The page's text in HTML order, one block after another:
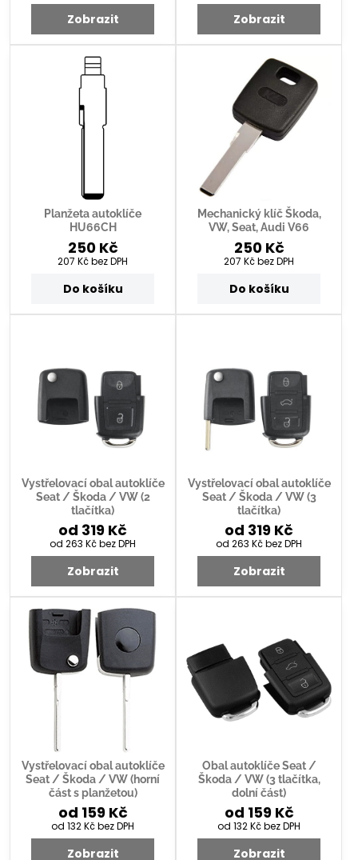
Zobrazit Zobrazit
Planžeta autoklíče
HU66CH
250 Kč
207 Kčbez DPH
Do košíku
Mechanický klíč Škoda,
VW, Seat, Audi V66
250 Kč
207 Kčbez DPH
Do košíku
Vystřelovací obal autoklíče
Seat / Škoda / VW (2
tlačítka)
od 319 Kč
od 263 Kčbez DPH
Zobrazit
Vystřelovací obal autoklíče
Seat / Škoda / VW (3
tlačítka)
od 319 Kč
od 263 Kčbez DPH
Zobrazit
Vystřelovací obal autoklíče
Seat / Škoda / VW (horní
část s planžetou)
od 159 Kč
od 132 Kčbez DPH
Zobrazit
Obal autoklíče Seat /
Škoda / VW (3 tlačítka,
dolní část)
od 159 Kč
od 132 Kčbez DPH
Zobrazit